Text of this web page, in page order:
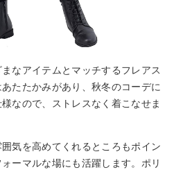
なアイテムとマッチするフレアス
たたかみがあり、秋冬のコーデに
なので、ストレスなく着こなせま
気を高めてくれるところもポイン
ーマルな場にも活躍します。ポリ